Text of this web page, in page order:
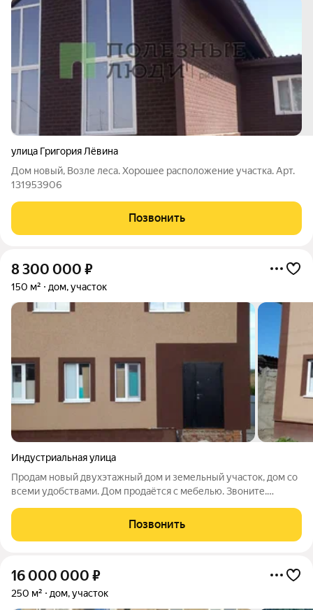
улица Григория Лёвина
Дом новый, Возле леса. Хорошее расположение участка. Арт.
131953906
Позвонить
8 300 000 ₽
150 м² дом, участок
Индустриальная улица
Продам новый двухэтажный дом и земельный участок, дом со
всеми удобствами. Дом продаётся с мебелью. Звоните.
Позвонить
16 000 000 ₽
250 м² дом, участок